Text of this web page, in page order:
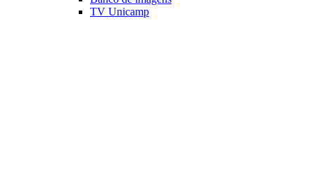
TV Unicamp